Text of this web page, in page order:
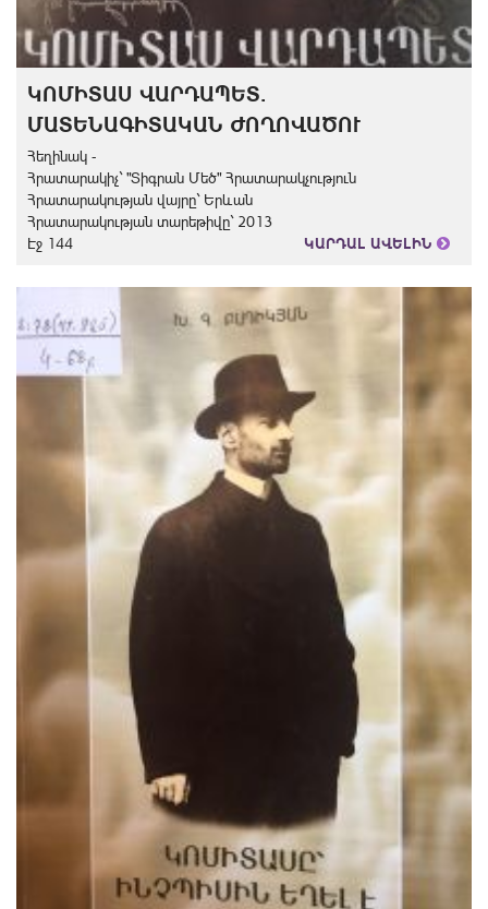
ԿՈՄԻՏԱՍ ՎԱՐԴԱՊԵՏ.
ՄԱՏԵՆԱԳԻՏԱԿԱՆ ԺՈՂՈՎԱԾՈՒ
Հեղինակ -
Հրատարակիչ` "Տիգրան Մեծ" Հրատարակչություն
Հրատարակության վայրը` Երևան
Հրատարակության տարեթիվը` 2013
Էջ 144
ԿԱՐԴԱԼ ԱՎԵԼԻՆ